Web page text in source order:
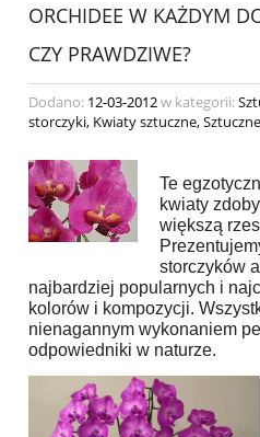
ORCHIDEE W KAŻDYM
CZY PRAWDZIWE?
Dodano: 12-03-2012w kategorii:
storczyki, Kwiaty sztuczne,
Te
kwiaty
większą
storczyków
najbardziej popularnych i
kolorów i kompozycji.
nienagannym wykonaniem
odpowiedniki w naturze.